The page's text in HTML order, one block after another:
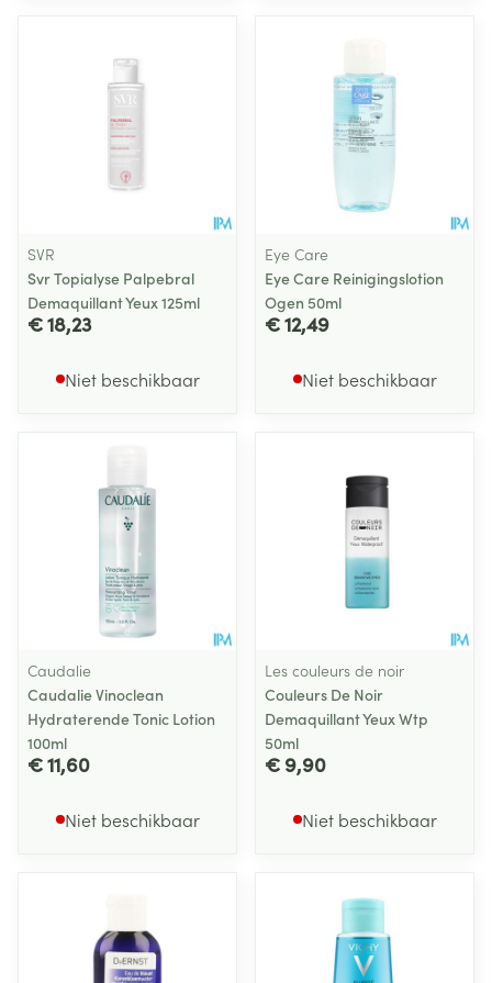
SVR
Svr Topialyse Palpebral
Demaquillant Yeux 125ml
€ 18,23
Niet beschikbaar
Eye Care
Eye Care Reinigingslotion
Ogen 50ml
€ 12,49
Niet beschikbaar
Caudalie
Caudalie Vinoclean
Hydraterende Tonic Lotion
100ml
€ 11,60
Niet beschikbaar
Les couleurs de noir
Couleurs De Noir
Demaquillant Yeux Wtp
50ml
€ 9,90
Niet beschikbaar